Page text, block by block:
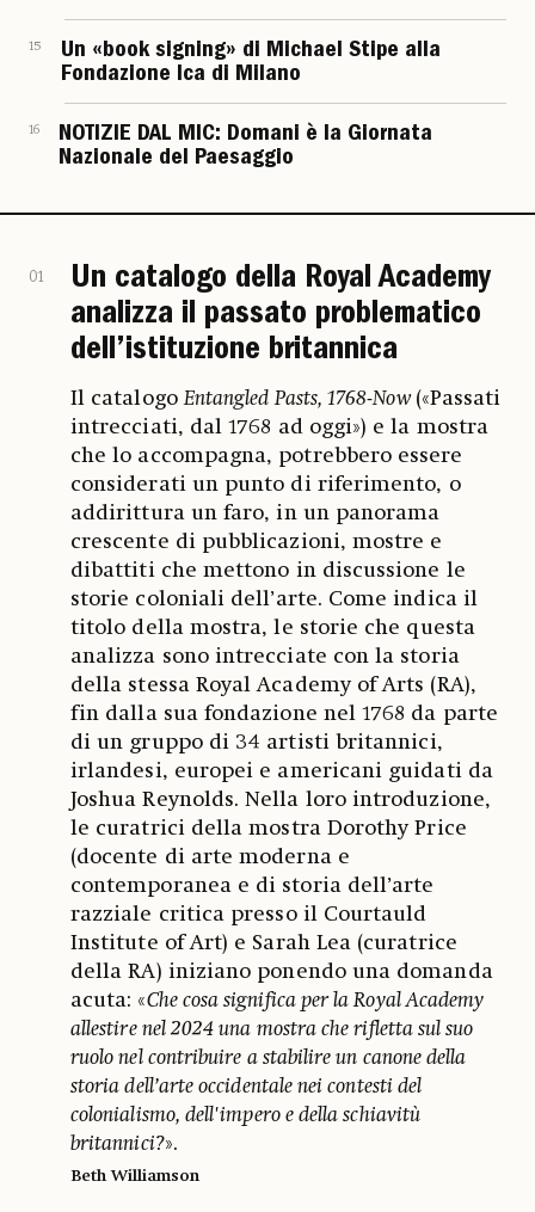
15
Un «book signing» di Michael Stipe alla
Fondazione Ica di Milano
16
NOTIZIE DAL MIC: Domani è la Giornata
Nazionale del Paesaggio
01
Un catalogo della Royal Academy
analizza il passato problematico
dell’istituzione britannica
Il catalogoEntangled Pasts, 1768-Now («Passati
intrecciati, dal 1768 ad oggi») e la mostra
che lo accompagna, potrebbero essere
considerati un punto di riferimento, o
addirittura un faro, in un panorama
crescente di pubblicazioni, mostre e
dibattiti che mettono in discussione le
storie coloniali dell’arte. Come indica il
titolo della mostra, le storie che questa
analizza sono intrecciate con la storia
della stessa Royal Academy of Arts (RA),
fin dalla sua fondazione nel 1768 da parte
di un gruppo di 34 artisti britannici,
irlandesi, europei e americani guidati da
Joshua Reynolds. Nella loro introduzione,
le curatrici della mostra Dorothy Price
(docente di arte moderna e
contemporanea e di storia dell’arte
razziale critica presso il Courtauld
Institute of Art) e Sarah Lea (curatrice
della RA) iniziano ponendo una domanda
acuta: «Che cosa significa per la Royal Academy
allestire nel 2024 una mostra che rifletta sul suo
ruolo nel contribuire a stabilire un canone della
storia dell’arte occidentale nei contesti del
colonialismo, dell'impero e della schiavitù
britannici?».
Beth Williamson